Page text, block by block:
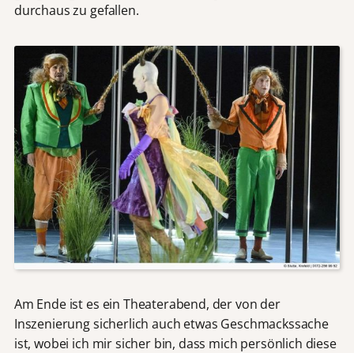
durchaus zu gefallen.
Am Ende ist es ein Theaterabend, der von der
Inszenierung sicherlich auch etwas Geschmackssache
ist, wobei ich mir sicher bin, dass mich persönlich diese